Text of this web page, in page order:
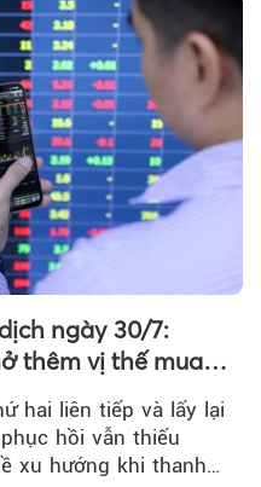
ngày 30/7:
thêm vị thế mua
hai liên tiếp và lấy lại
hồi vẫn thiếu
xu hướng khi thanh